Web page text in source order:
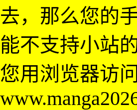
去，那么您的
能不支持小站
您用浏览器访